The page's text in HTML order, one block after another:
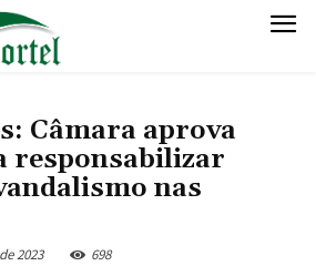
Câmara aprova
responsabilizar
nas
2023 698